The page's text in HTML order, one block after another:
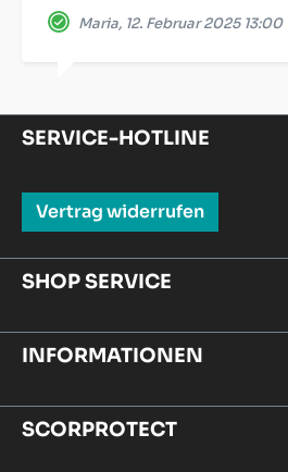
Maria, 12. Februar 2025 13:00
SERVICE-HOTLINE
Vertrag widerrufen
SHOP SERVICE
INFORMATIONEN
SCORPROTECT